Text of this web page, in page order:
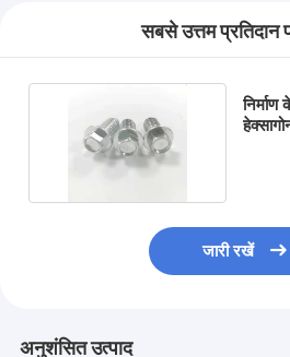
सबसे उत्तम प्रतिदान
जारी रखें
अनुशंसित उत्पाद